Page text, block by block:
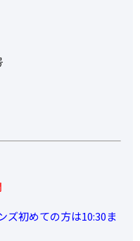
ズ初めての方は10:30ま